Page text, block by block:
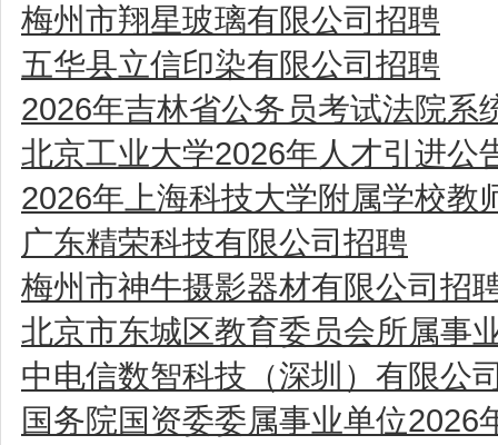
梅州市翔星玻璃有限公司招聘
五华县立信印染有限公司招聘
2026年吉林省公务员考试法院系
北京工业大学2026年人才引进公
2026年上海科技大学附属学校教
广东精荣科技有限公司招聘
梅州市神牛摄影器材有限公司招
北京市东城区教育委员会所属事
中电信数智科技（深圳）有限公
国务院国资委委属事业单位2026